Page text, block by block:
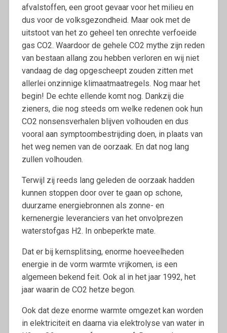
afvalstoffen, een groot gevaar voor het milieu en
dus voor de volksgezondheid. Maar ook met de
uitstoot van het zo geheel ten onrechte verfoeide
gas CO2. Waardoor de gehele CO2 mythe zijn reden
van bestaan allang zou hebben verloren en wij niet
vandaag de dag opgescheept zouden zitten met
allerlei onzinnige klimaatmaatregels. Nog maar het
begin! De echte ellende komt nog. Dankzij die
zieners, die nog steeds om welke redenen ook hun
CO2 nonsensverhalen blijven volhouden en dus
vooral aan symptoombestrijding doen, in plaats van
het weg nemen van de oorzaak. En dat nog lang
zullen volhouden.
Terwijl zij reeds lang geleden de oorzaak hadden
kunnen stoppen door over te gaan op schone,
duurzame energiebronnen als zonne- en
kernenergie leveranciers van het onvolprezen
waterstofgas H2. In onbeperkte mate.
Dat er bij kernsplitsing, enorme hoeveelheden
energie in de vorm warmte vrijkomen, is een
algemeen bekend feit. Ook al in het jaar 1992, het
jaar waarin de CO2 hetze begon.
Ook dat deze enorme warmte omgezet kan worden
in elektriciteit en daarna via elektrolyse van water in